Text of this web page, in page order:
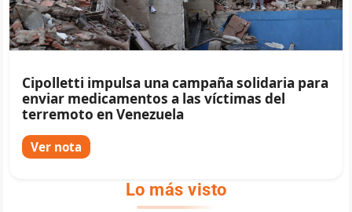
Cipolletti impulsa una campaña solidaria para
enviar medicamentos a las víctimas del
terremoto en Venezuela
Ver nota
Lo más visto